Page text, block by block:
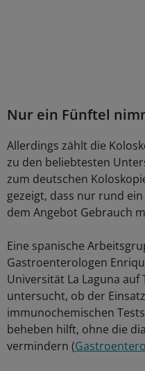
Nur ein Fünftel
Allerdings zählt die
zu den beliebtesten
zum deutschen
gezeigt, dass nur rund
dem Angebot Gebrauch
Eine spanische
Gastroenterologen
Universität La Laguna
untersucht, ob der
immunochemischen
beheben hilft, ohne die
vermindern (